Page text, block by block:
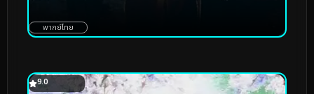
พากย์ไทย
9.0